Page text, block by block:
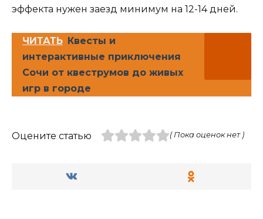
эффекта нужен заезд минимум на 12-14 дней.
ЧИТАТЬ Квесты и
интерактивные приключения
Сочи от квеструмов до живых
игр в городе
Оцените статью ( Пока оценок нет )